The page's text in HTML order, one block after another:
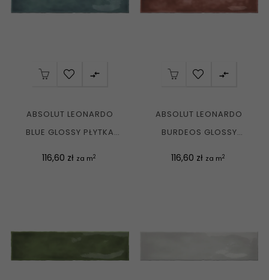

ABSOLUT LEONARDO
BLUE GLOSSY PŁYTKA
Cena
116,60 zł za m2

ABSOLUT LEONARDO
BURDEOS GLOSSY
Cena
116,60 zł za m2